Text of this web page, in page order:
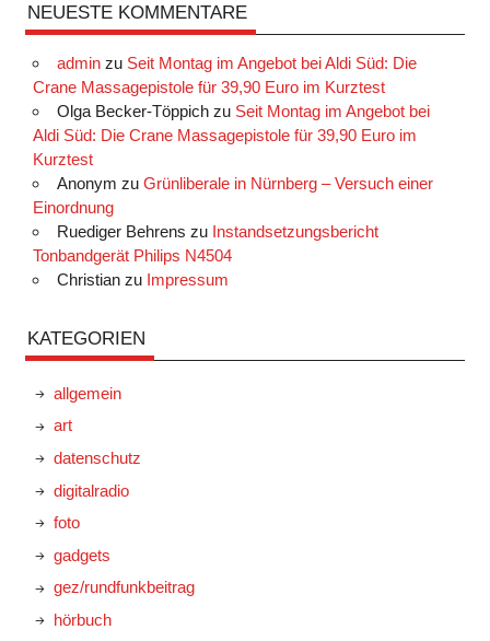
NEUESTE KOMMENTARE
adminzu Seit Montag im Angebot bei Aldi Süd: Die
Crane Massagepistole für 39,90 Euro im Kurztest
Olga Becker-Töppichzu Seit Montag im Angebot bei
Aldi Süd: Die Crane Massagepistole für 39,90 Euro im
Kurztest
Anonym zu Grünliberale in Nürnberg – Versuch einer
Einordnung
Ruediger Behrens zu Instandsetzungsbericht
Tonbandgerät Philips N4504
Christianzu Impressum
KATEGORIEN
allgemein
art
datenschutz
digitalradio
foto
gadgets
gez/rundfunkbeitrag
hörbuch